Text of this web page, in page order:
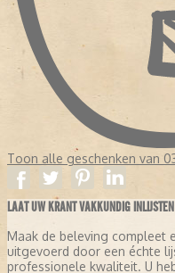
Toon alle geschenken van
LAAT UW KRANT VAKKUNDIG INLIJSTEN
Maak de beleving compleet
uitgevoerd door een échte
professionele kwaliteit. U